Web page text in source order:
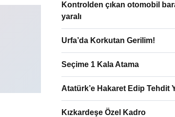
Kontrolden çıkan otomobil
yaralı
Urfa’da Korkutan Gerilim!
Seçime 1 Kala Atama
Atatürk’e Hakaret Edip Tehdit
Kızkardeşe Özel Kadro